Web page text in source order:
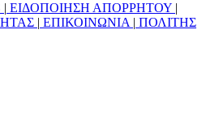
| ΕΙΔΟΠΟΙΗΣΗ ΑΠΟΡΡΗΤΟΥ |
| ΕΠΙΚΟΙΝΩΝΙΑ | ΠΟΛΙΤΗΣ